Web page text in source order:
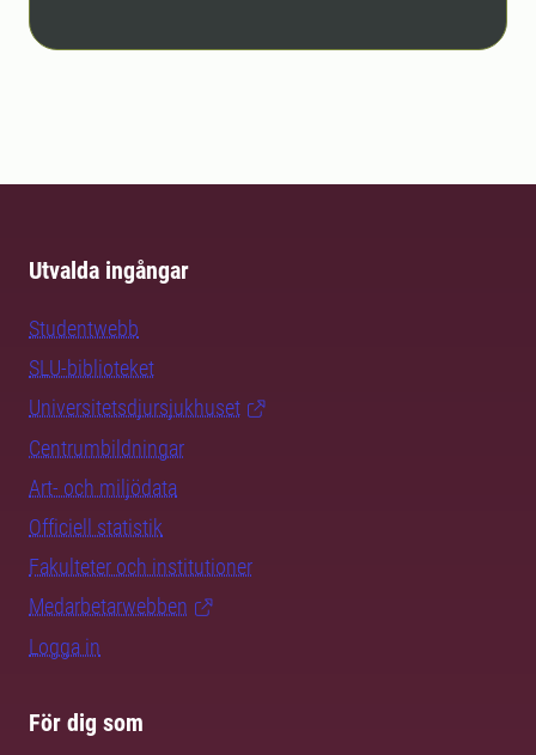
Utvalda ingångar
Studentwebb
SLU-biblioteket
Universitetsdjursjukhuset
Centrumbildningar
Art- och miljödata
Officiell statistik
Fakulteter och institutioner
Medarbetarwebben
Logga in
För dig som